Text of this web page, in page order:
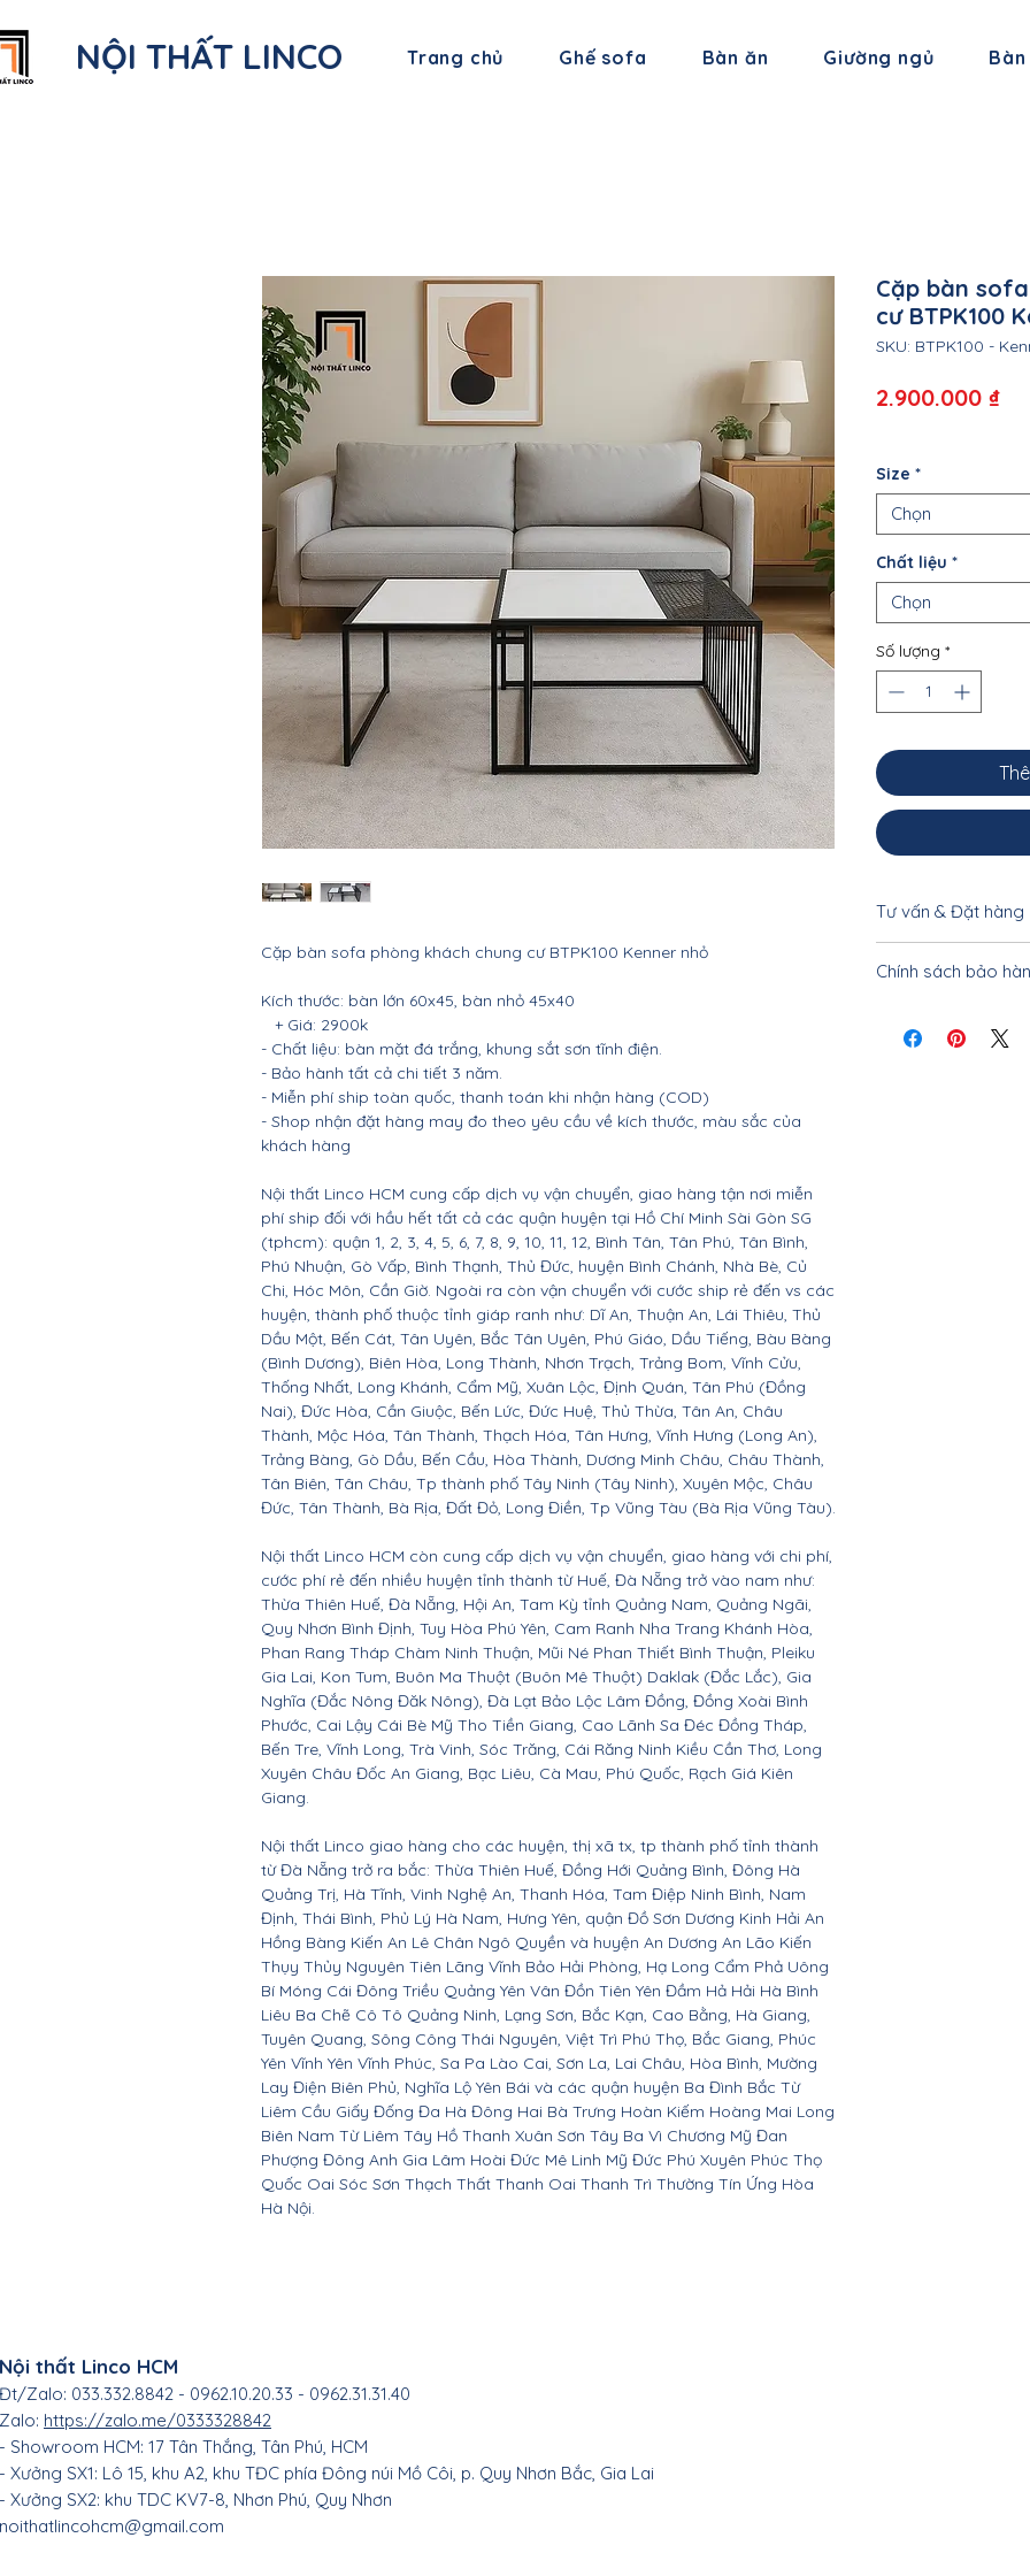
NỘI THẤT LINCO Trang chủ Ghế sofa Bàn ăn Giường ngủ
Cặp bàn sofa phòng khách chung cư BTPK100 Kenner nhỏ
Kích thước: bàn lớn 60x45, bàn nhỏ 45x40
+ Giá: 2900k
- Chất liệu: bàn mặt đá trắng, khung sắt sơn tĩnh điện.
- Bảo hành tất cả chi tiết 3 năm.
- Miễn phí ship toàn quốc, thanh toán khi nhận hàng (COD)
- Shop nhận đặt hàng may đo theo yêu cầu về kích thước, màu sắc của
khách hàng
Nội thất Linco HCM cung cấp dịch vụ vận chuyển, giao hàng tận nơi miễn
phí ship đối với hầu hết tất cả các quận huyện tại Hồ Chí Minh Sài Gòn SG
(tphcm): quận 1, 2, 3, 4, 5, 6, 7, 8, 9, 10, 11, 12, Bình Tân, Tân Phú, Tân Bình,
Phú Nhuận, Gò Vấp, Bình Thạnh, Thủ Đức, huyện Bình Chánh, Nhà Bè, Củ
Chi, Hóc Môn, Cần Giờ. Ngoài ra còn vận chuyển với cước ship rẻ đến vs các
huyện, thành phố thuộc tỉnh giáp ranh như: Dĩ An, Thuận An, Lái Thiêu, Thủ
Dầu Một, Bến Cát, Tân Uyên, Bắc Tân Uyên, Phú Giáo, Dầu Tiếng, Bàu Bàng
(Bình Dương), Biên Hòa, Long Thành, Nhơn Trạch, Trảng Bom, Vĩnh Cửu,
Thống Nhất, Long Khánh, Cẩm Mỹ, Xuân Lộc, Định Quán, Tân Phú (Đồng
Nai), Đức Hòa, Cần Giuộc, Bến Lức, Đức Huệ, Thủ Thừa, Tân An, Châu
Thành, Mộc Hóa, Tân Thành, Thạch Hóa, Tân Hưng, Vĩnh Hưng (Long An),
Trảng Bàng, Gò Dầu, Bến Cầu, Hòa Thành, Dương Minh Châu, Châu Thành,
Tân Biên, Tân Châu, Tp thành phố Tây Ninh (Tây Ninh), Xuyên Mộc, Châu
Đức, Tân Thành, Bà Rịa, Đất Đỏ, Long Điền, Tp Vũng Tàu (Bà Rịa Vũng Tàu).
Nội thất Linco HCM còn cung cấp dịch vụ vận chuyển, giao hàng với chi phí,
cước phí rẻ đến nhiều huyện tỉnh thành từ Huế, Đà Nẵng trở vào nam như:
Thừa Thiên Huế, Đà Nẵng, Hội An, Tam Kỳ tỉnh Quảng Nam, Quảng Ngãi,
Quy Nhơn Bình Định, Tuy Hòa Phú Yên, Cam Ranh Nha Trang Khánh Hòa,
Phan Rang Tháp Chàm Ninh Thuận, Mũi Né Phan Thiết Bình Thuận, Pleiku
Gia Lai, Kon Tum, Buôn Ma Thuột (Buôn Mê Thuột) Daklak (Đắc Lắc), Gia
Nghĩa (Đắc Nông Đăk Nông), Đà Lạt Bảo Lộc Lâm Đồng, Đồng Xoài Bình
Phước, Cai Lậy Cái Bè Mỹ Tho Tiền Giang, Cao Lãnh Sa Đéc Đồng Tháp,
Bến Tre, Vĩnh Long, Trà Vinh, Sóc Trăng, Cái Răng Ninh Kiều Cần Thơ, Long
Xuyên Châu Đốc An Giang, Bạc Liêu, Cà Mau, Phú Quốc, Rạch Giá Kiên
Giang.
Nội thất Linco giao hàng cho các huyện, thị xã tx, tp thành phố tỉnh thành
từ Đà Nẵng trở ra bắc: Thừa Thiên Huế, Đồng Hới Quảng Bình, Đông Hà
Quảng Trị, Hà Tĩnh, Vinh Nghệ An, Thanh Hóa, Tam Điệp Ninh Bình, Nam
Định, Thái Bình, Phủ Lý Hà Nam, Hưng Yên, quận Đồ Sơn Dương Kinh Hải An
Hồng Bàng Kiến An Lê Chân Ngô Quyền và huyện An Dương An Lão Kiến
Thụy Thủy Nguyên Tiên Lãng Vĩnh Bảo Hải Phòng, Hạ Long Cẩm Phả Uông
Bí Móng Cái Đông Triều Quảng Yên Vân Đồn Tiên Yên Đầm Hả Hải Hà Bình
Liêu Ba Chẽ Cô Tô Quảng Ninh, Lạng Sơn, Bắc Kạn, Cao Bằng, Hà Giang,
Tuyên Quang, Sông Công Thái Nguyên, Việt Trì Phú Thọ, Bắc Giang, Phúc
Yên Vĩnh Yên Vĩnh Phúc, Sa Pa Lào Cai, Sơn La, Lai Châu, Hòa Bình, Mường
Lay Điện Biên Phủ, Nghĩa Lộ Yên Bái và các quận huyện Ba Đình Bắc Từ
Liêm Cầu Giấy Đống Đa Hà Đông Hai Bà Trưng Hoàn Kiếm Hoàng Mai Long
Biên Nam Từ Liêm Tây Hồ Thanh Xuân Sơn Tây Ba Vì Chương Mỹ Đan
Phượng Đông Anh Gia Lâm Hoài Đức Mê Linh Mỹ Đức Phú Xuyên Phúc Thọ
Quốc Oai Sóc Sơn Thạch Thất Thanh Oai Thanh Trì Thường Tín Ứng Hòa
Hà Nội.
Cặp bàn
cư BTPK100
SKU: BTPK100 -
2.900.000 ₫Giá
Size *
Chọn
Chất liệu *
Chọn
Số lượng *
Tư vấn & Đặt hàng
khách vui lòng liên
Chính sách bảo
Nội thất Linco HCM
Đt/Zalo: 033.332.8842 - 0962.10.20.33 - 0962.31.31.40
Zalo: https://zalo.me/0333328842
- Showroom HCM: 17 Tân Thắng, Tân Phú, HCM
- Xưởng SX1: Lô 15, khu A2, khu TĐC phía Đông núi Mồ Côi, p. Quy Nhơn Bắc, Gia Lai
- Xưởng SX2: khu TDC KV7-8, Nhơn Phú, Quy Nhơn
noithatlincohcm@gmail.com